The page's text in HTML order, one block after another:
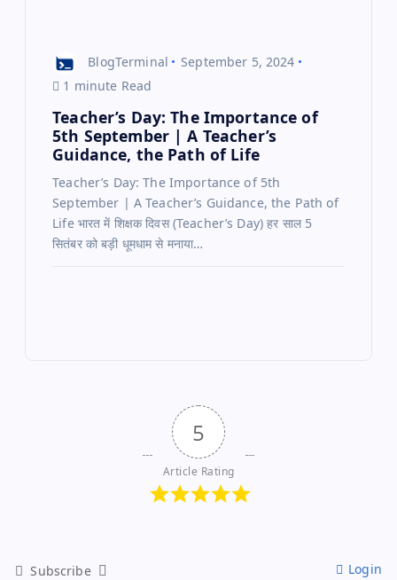
BlogTerminal
September 5, 2024
1 minute Read
Teacher’s Day: The Importance of
5th September | A Teacher’s
Guidance, the Path of Life
Teacher’s Day: The Importance of 5th
September | A Teacher’s Guidance, the Path of
Life भारत में शिक्षक दिवस (Teacher’s Day) हर साल 5
सितंबर को बड़ी धूमधाम से मनाया…
5
Article Rating
Subscribe Login